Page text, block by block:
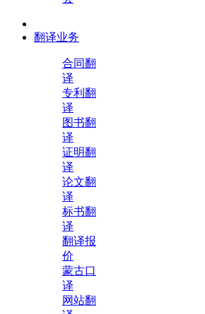
翻译业务
合同翻
译
专利翻
译
图书翻
译
证明翻
译
论文翻
译
标书翻
译
翻译报
价
蒙古口
译
网站翻